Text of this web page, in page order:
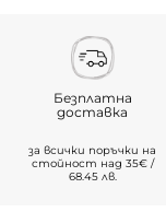
Безплатна
доставка
за всички поръчки на
стойност над 35€ /
68.45 лв.